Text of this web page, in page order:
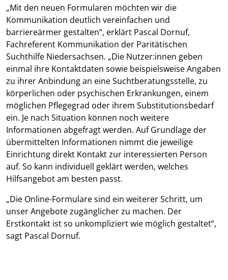
„Mit den neuen Formularen möchten wir die
Kommunikation deutlich vereinfachen und
barriereärmer gestalten“, erklärt Pascal Dornuf,
Fachreferent Kommunikation der Paritätischen
Suchthilfe Niedersachsen. „Die Nutzer:innen geben
einmal ihre Kontaktdaten sowie beispielsweise Angaben
zu ihrer Anbindung an eine Suchtberatungsstelle, zu
körperlichen oder psychischen Erkrankungen, einem
möglichen Pflegegrad oder ihrem Substitutionsbedarf
ein. Je nach Situation können noch weitere
Informationen abgefragt werden. Auf Grundlage der
übermittelten Informationen nimmt die jeweilige
Einrichtung direkt Kontakt zur interessierten Person
auf. So kann individuell geklärt werden, welches
Hilfsangebot am besten passt.
„Die Online-Formulare sind ein weiterer Schritt, um
unser Angebote zugänglicher zu machen. Der
Erstkontakt ist so unkompliziert wie möglich gestaltet“,
sagt Pascal Dornuf.